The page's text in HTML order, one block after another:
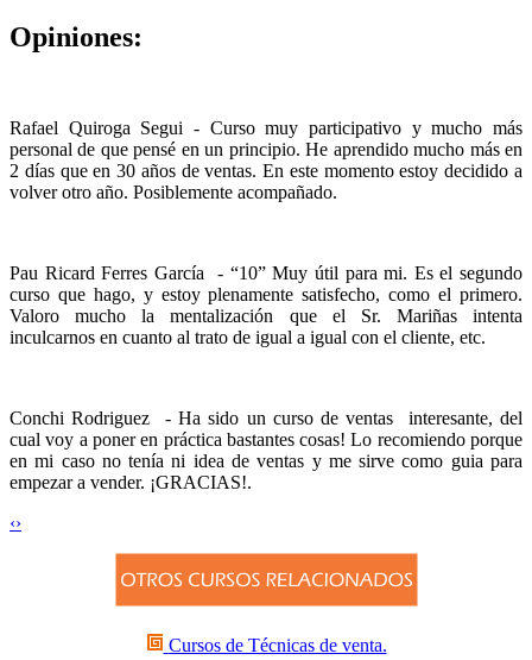
Opiniones:
Rafael Quiroga Segui - Curso muy participativo y mucho más
personal de que pensé en un principio. He aprendido mucho más en
2 días que en 30 años de ventas. En este momento estoy decidido a
volver otro año. Posiblemente acompañado.
Pau Ricard Ferres García - “10” Muy útil para mi. Es el segundo
curso que hago, y estoy plenamente satisfecho, como el primero.
Valoro mucho la mentalización que el Sr. Mariñas intenta
inculcarnos en cuanto al trato de igual a igual con el cliente, etc.
Conchi Rodriguez - Ha sido un curso de ventas interesante, del
cual voy a poner en práctica bastantes cosas! Lo recomiendo porque
en mi caso no tenía ni idea de ventas y me sirve como guia para
empezar a vender. ¡GRACIAS!.
‹›
Cursos de Técnicas de venta.